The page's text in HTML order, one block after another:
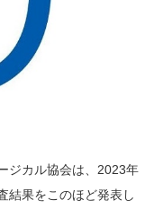
ジカル協会は、2023年
結果をこのほど発表し